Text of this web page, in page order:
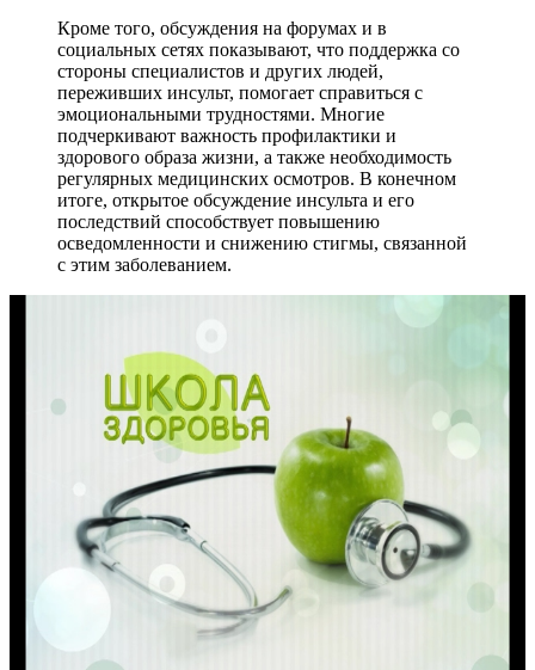
Кроме того, обсуждения на форумах и в
социальных сетях показывают, что поддержка со
стороны специалистов и других людей,
переживших инсульт, помогает справиться с
эмоциональными трудностями. Многие
подчеркивают важность профилактики и
здорового образа жизни, а также необходимость
регулярных медицинских осмотров. В конечном
итоге, открытое обсуждение инсульта и его
последствий способствует повышению
осведомленности и снижению стигмы, связанной
с этим заболеванием.